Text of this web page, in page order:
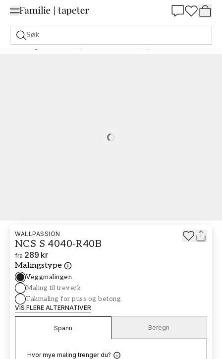
Søk
Maling Bestill basert på NCS Bestill basert på NCS 4040-R40B
WALLPASSION
NCS S 4040-R40B
fra 289 kr
Malingstype
Veggmalingen
Maling til treverk
Takmaling for puss og betong
VIS FLERE ALTERNATIVER
Spann Beregn
Hvor mye maling trenger du?